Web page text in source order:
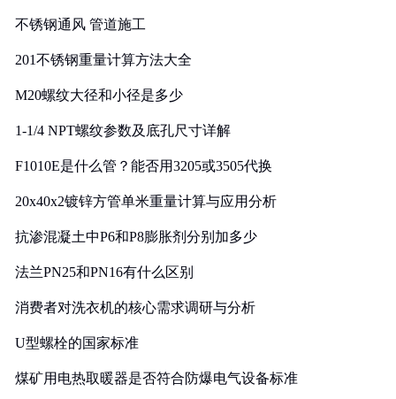
不锈钢通风 管道施工
201不锈钢重量计算方法大全
M20螺纹大径和小径是多少
1-1/4 NPT螺纹参数及底孔尺寸详解
F1010E是什么管？能否用3205或3505代换
20x40x2镀锌方管单米重量计算与应用分析
抗渗混凝土中P6和P8膨胀剂分别加多少
法兰PN25和PN16有什么区别
消费者对洗衣机的核心需求调研与分析
U型螺栓的国家标准
煤矿用电热取暖器是否符合防爆电气设备标准